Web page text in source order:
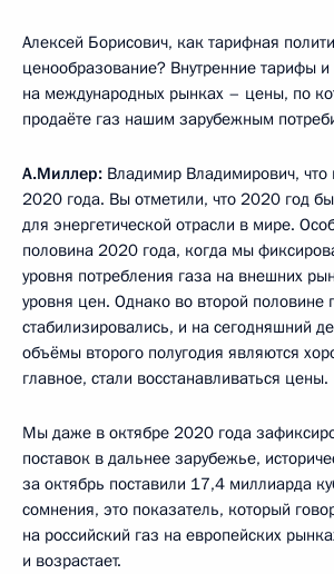
Алексей Борисович, как тарифная
ценообразование? Внутренние тарифы
на международных рынках – цены, по
продаёте газ нашим зарубежным
А.Миллер: Владимир Владимирович, что
2020 года. Вы отметили, что 2020 год
для энергетической отрасли в мире.
половина 2020 года, когда мы
уровня потребления газа на внешних
уровня цен. Однако во второй половине
стабилизировались, и на сегодняшний
объёмы второго полугодия являются
главное, стали восстанавливаться цены.
Мы даже в октябре 2020 года
поставок в дальнее зарубежье,
за октябрь поставили 17,4 миллиарда
сомнения, это показатель, который
на российский газ на европейских
и возрастает.